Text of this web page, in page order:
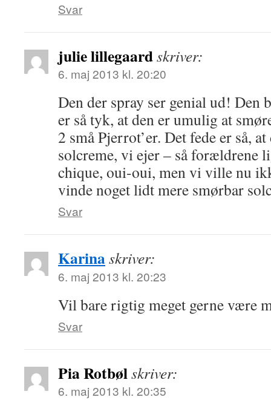
Svar
julie lillegaardskriver:
6. maj 2013 kl. 20:20
Den der spray ser genial ud! Den
er så tyk, at den er umulig at
2 små Pjerrot’er. Det fede er så,
solcreme, vi ejer – så forældrene
chique, oui-oui, men vi ville nu
vinde noget lidt mere smørbar
Svar
Karinaskriver:
6. maj 2013 kl. 20:23
Vil bare rigtig meget gerne være
Svar
Pia Rotbølskriver:
6. maj 2013 kl. 20:35